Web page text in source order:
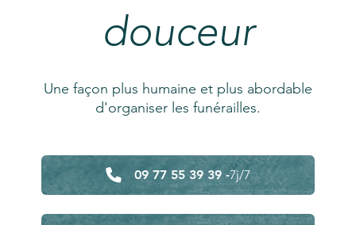
douceur
Une façon plus humaine et plus abordable
d'organiser les funérailles.
09 77 55 39 39 -7j/7